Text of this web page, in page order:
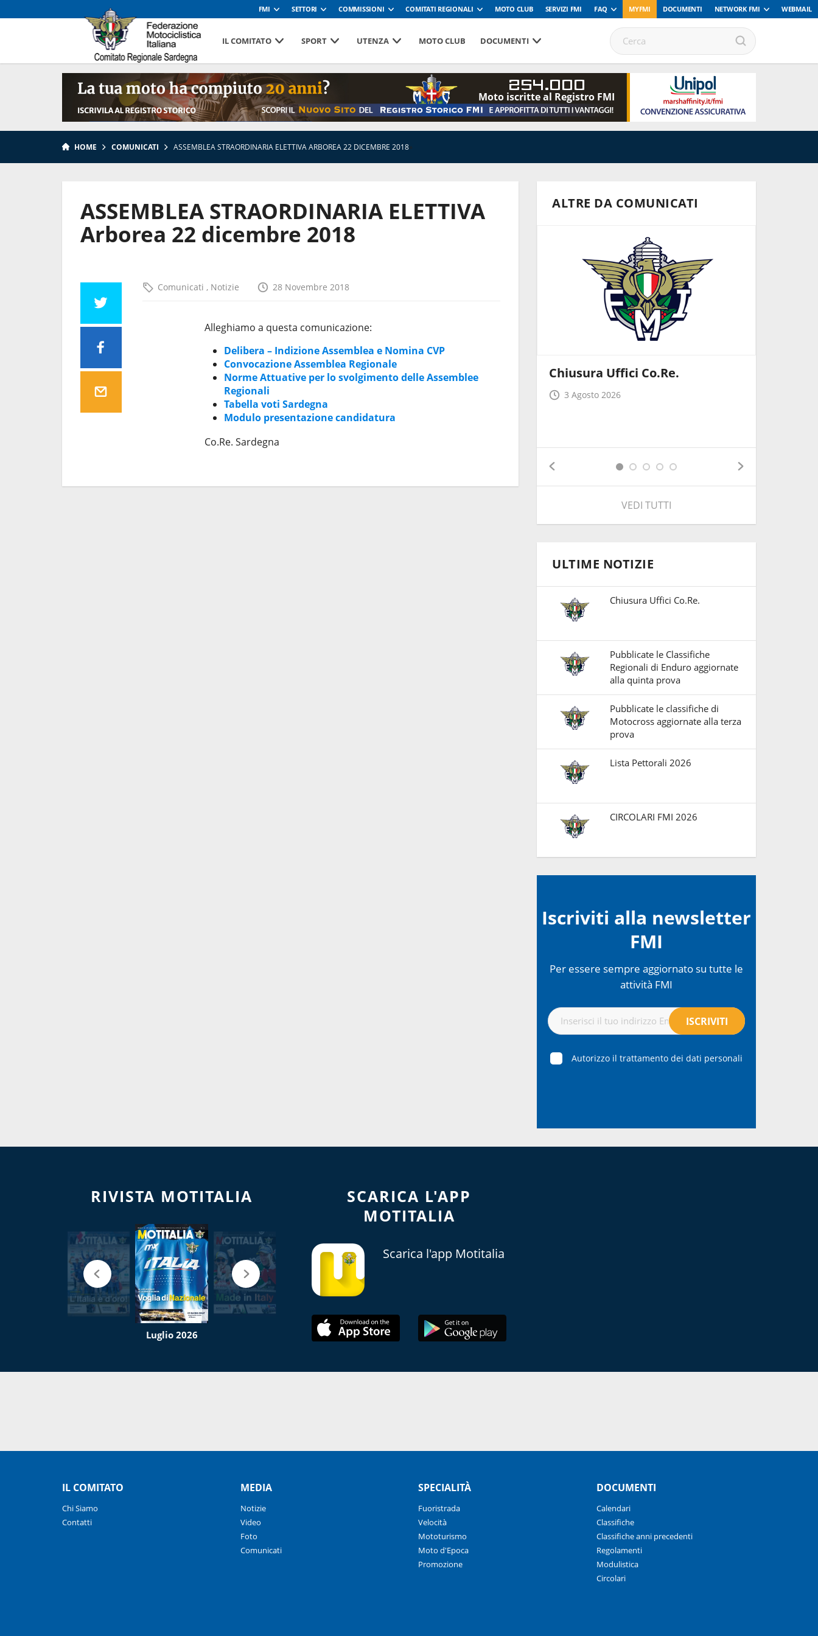
FMI SETTORI COMMISSIONI COMITATI REGIONALI MOTO CLUB SERVIZI FMI FAQ MYFMI DOCUMENTI NETWORK FMI WEBMAIL
IL COMITATO SPORT UTENZA MOTO CLUB DOCUMENTI
254.000
Moto iscritte al Registro FMI
HOME COMUNICATI »
ASSEMBLEA STRAORDINARIA ELETTIVA ARBOREA 22 DICEMBRE 2018
ASSEMBLEA STRAORDINARIA ELETTIVA
Arborea 22 dicembre 2018
Comunicati , Notizie 28 Novembre 2018
Alleghiamo a questa comunicazione:
Delibera – Indizione Assemblea e Nomina CVP
Convocazione Assemblea Regionale
Norme Attuative per lo svolgimento delle Assemblee
Regionali
Tabella voti Sardegna
Modulo presentazione candidatura
Co.Re. Sardegna
ALTRE DA COMUNICATI
Lista Pettorali 2026 CIRCOLARI FMI 2026 Chiusura Uffici Co.Re.
3 Agosto 2026
VEDI TUTTI
ULTIME NOTIZIE
Chiusura Uffici Co.Re.
Pubblicate le Classifiche
Regionali di Enduro aggiornate
alla quinta prova
Pubblicate le classifiche di
Motocross aggiornate alla terza
prova
Lista Pettorali 2026
CIRCOLARI FMI 2026
Iscriviti alla newsletter
FMI
Per essere sempre aggiornato su tutte le
attività FMI
Autorizzo il trattamento dei dati personali
RIVISTA MOTITALIA
Luglio 2026
SCARICA L'APP
MOTITALIA
Scarica l'app Motitalia
IL COMITATO
Chi Siamo
Contatti
MEDIA
Notizie
Video
Foto
Comunicati
SPECIALITÀ
Fuoristrada
Velocità
Mototurismo
Moto d'Epoca
Promozione
DOCUMENTI
Calendari
Classifiche
Classifiche anni precedenti
Regolamenti
Modulistica
Circolari